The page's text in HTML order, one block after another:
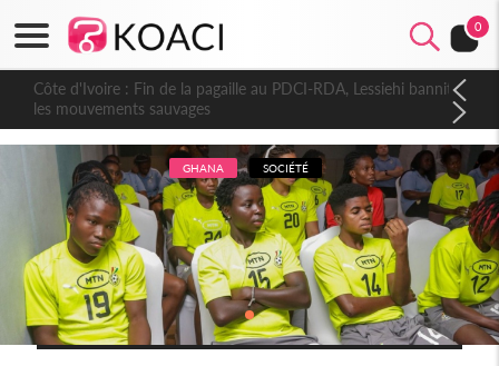
0
Côte d'Ivoire : Fin de la pagaille au PDCI-RDA, Lessiehi bannit
les mouvements sauvages
GHANA SOCIÉTÉ